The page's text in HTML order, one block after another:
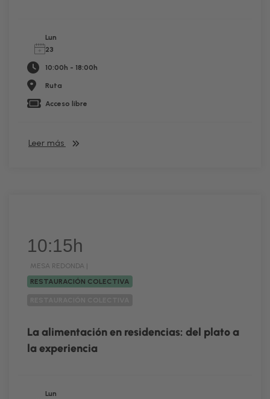
Lun
23
10:00h - 18:00h
Ruta
Acceso libre
Leer más
10:15h
MESA REDONDA |
RESTAURACIÓN COLECTIVA
La alimentación en residencias: del plato a
la experiencia
Lun